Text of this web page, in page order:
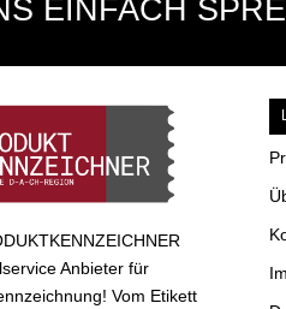
EINFACH
Anbieter für
Vom Etikett